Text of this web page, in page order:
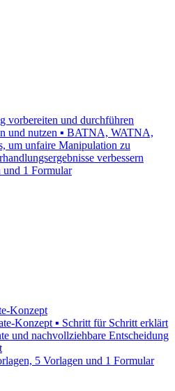
vorbereiten und durchführen
und nutzen ▪ BATNA, WATNA,
um unfaire Manipulation zu
verbessern
und 1 Formular
Konzept
Konzept ▪ Schritt für Schritt erklärt
und nachvollziehbare Entscheidung
5 Vorlagen und 1 Formular